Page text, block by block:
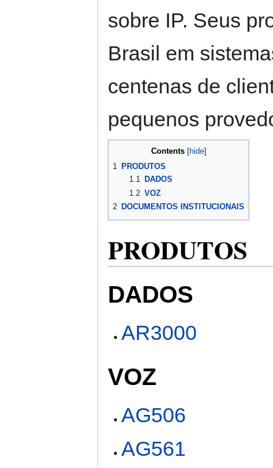
sobre IP. Seus
Brasil em
centenas de
pequenos
Contents
1 PRODUTOS
1.1
DADOS
1.2 VOZ
2 DOCUMENTOS INSTITUCIONAIS
PRODUTOS
DADOS
AR3000
VOZ
AG506
AG561